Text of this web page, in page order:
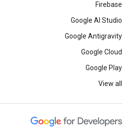
Firebase
Google AI Studio
Google Antigravity
Google Cloud
Google Play
View all